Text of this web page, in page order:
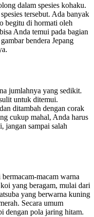
dalam spesies kohaku.
tersebut. Ada banyak
begitu di hormati oleh
Anda temui pada bagian
bendera Jepang
jumlahnya yang sedikit.
untuk ditemui.
ditambah dengan corak
cukup mahal, Anda harus
jangan sampai salah
macam warna
yang beragam, mulai dari
yang berwarna kuning
Secara umum
dengan pola jaring hitam.